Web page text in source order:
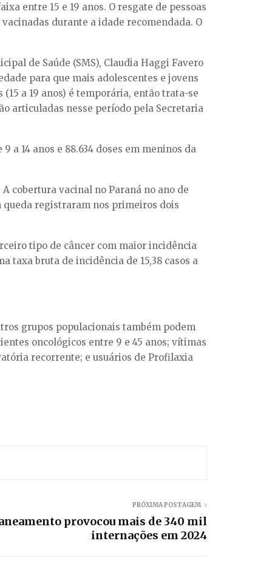
entre 15 e 19 anos. O resgate de pessoas
durante a idade recomendada. O
de Saúde (SMS), Claudia Haggi Favero
para que mais adolescentes e jovens
a 19 anos) é temporária, então trata-se
articuladas nesse período pela Secretaria
a 14 anos e 88.634 doses em meninos da
cobertura vacinal no Paraná no ano de
queda registraram nos primeiros dois
tipo de câncer com maior incidência
taxa bruta de incidência de 15,38 casos a
grupos populacionais também podem
oncológicos entre 9 e 45 anos; vítimas
recorrente; e usuários de Profilaxia
PRÓXIMA POSTAGEM
provocou mais de 340 mil
internações em 2024